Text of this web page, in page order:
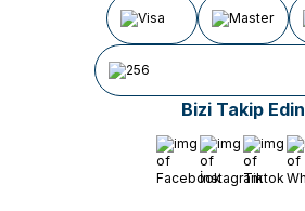
Bizi Takip Edin
Facebookİnstagram
Tiktok